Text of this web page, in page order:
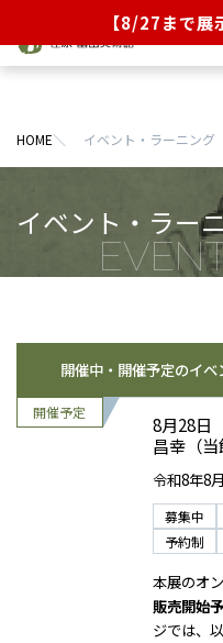
【8/27まで展
イベント・ラーニング
コレクション
ショップ／茶話処
お知らせ
お
個人
サイトの
荏原畠山
HOME イベント・ラーニング
イベント・ラー
開催中・開催予定のイベ
8月28日
昌幸（当
令和8年8
募集中
予約制
本展のオ
販売開始
ジでは、